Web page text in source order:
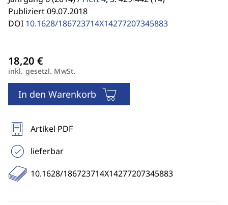
Publiziert 09.07.2018
DOI 10.1628/186723714X14277207345883
inkl. gesetzl. MwSt.
In den Warenkorb
Artikel PDF
lieferbar
10.1628/186723714X14277207345883